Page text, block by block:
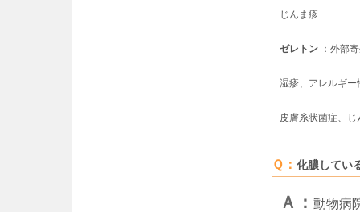
じんま疹
ゼレトン ：外部
湿疹、アレルギ
皮膚糸状菌症、じ
Ｑ： 化膿してい
Ａ： 動物病